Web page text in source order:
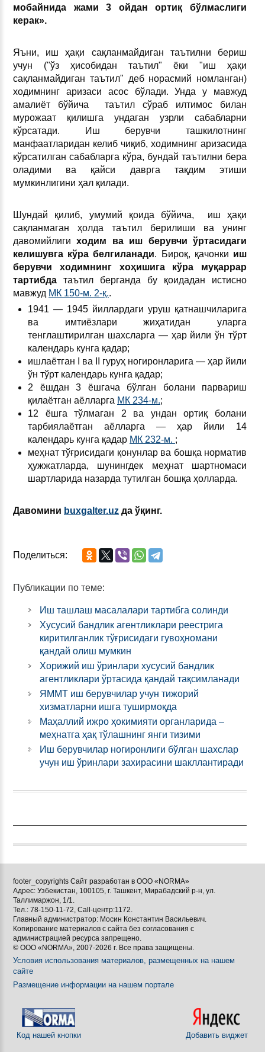
мобайнида жами 3 ойдан ортиқ бўлмаслиги
керак».
Яъни, иш ҳақи сақланмайдиган таътилни бериш
учун ("ўз ҳисобидан таътил" ёки "иш ҳақи
сақланмайдиган таътил" деб норасмий номланган)
ходимнинг аризаси асос бўлади. Унда у мавжуд
амалиёт бўйича таътил сўраб илтимос билан
мурожаат қилишга ундаган узрли сабабларни
кўрсатади. Иш берувчи ташкилотнинг
манфаатларидан келиб чиқиб, ходимнинг аризасида
кўрсатилган сабабларга кўра, бундай таътилни бера
оладими ва қайси даврга тақдим этиши
мумкинлигини ҳал қилади.
Шундай қилиб, умумий қоида бўйича,
иш ҳақи
сақланмаган ҳолда таътил берилиши ва унинг
давомийлигиходим ва иш берувчи ўртасидаги
келишувга кўра белгиланади. Бироқ, қачонки иш
берувчи ходимнинг хоҳишига кўра муқаррар
тартибда таътил берганда бу қоидадан истисно
мавжуд МК 150-м. 2-қ..
1941 — 1945 йиллардаги уруш қатнашчиларига
ва имтиёзлари жиҳатидан уларга
тенглаштирилган шахсларга — ҳар йили ўн тўрт
календарь кунга қадар;
ишлаётган I ва II гуруҳ ногиронларига — ҳар йили
ўн тўрт календарь кунга қадар;
2 ёшдан 3 ёшгача бўлган болани парвариш
қилаётган аёлларга МК 234-м.;
12 ёшга тўлмаган 2 ва ундан ортиқ болани
тарбиялаётган аёлларга — ҳар йили 14
календарь кунга қадар МК 232-м. ;
меҳнат тўғрисидаги қонунлар ва бошқа норматив
ҳужжатларда, шунингдек меҳнат шартномаси
шартларида назарда тутилган бошқа ҳолларда.
Давомини buxgalter.uz да ўқинг.
Поделиться:
Публикации по теме:
Иш ташлаш масалалари тартибга солинди
Хусусий бандлик агентликлари реестрига
киритилганлик тўғрисидаги гувоҳномани
қандай олиш мумкин
Хорижий иш ўринлари хусусий бандлик
агентликлари ўртасида қандай тақсимланади
ЯММТ иш берувчилар учун тижорий
хизматларни ишга туширмоқда
Маҳаллий ижро ҳокимияти органларида –
меҳнатга ҳақ тўлашнинг янги тизими
Иш берувчилар ногиронлиги бўлган шахслар
учун иш ўринлари захирасини шакллантиради
footer_copyrights Сайт разработан в ООО «NORMA»
Адрес: Узбекистан, 100105, г. Ташкент, Мирабадский р-н, ул.
Таллимаржон, 1/1.
Тел.: 78-150-11-72, Call-центр:1172.
Главный администратор: Мосин Константин Васильевич.
Копирование материалов с сайта без согласования с
администрацией ресурса запрещено.
© ООО «NORMA», 2007-2026 г. Все права защищены.
Условия использования материалов, размещенных на нашем
сайте
Размещение информации на нашем портале
Код нашей кнопки Добавить виджет